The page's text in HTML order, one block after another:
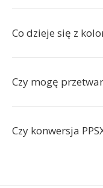
Co dzieje się z
Czy mogę
Czy konwersja